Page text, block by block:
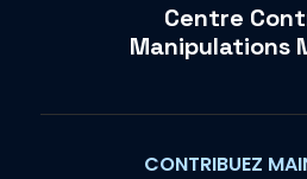
Centre
Manipulations
CONTRIBUEZ